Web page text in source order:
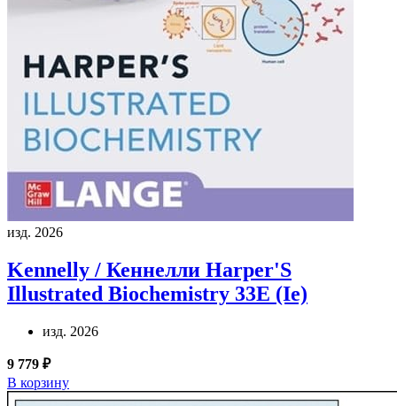
изд. 2026
Kennelly / Кеннелли Harper'S
Illustrated Biochemistry 33E (Ie)
изд. 2026
9 779 ₽
В корзину